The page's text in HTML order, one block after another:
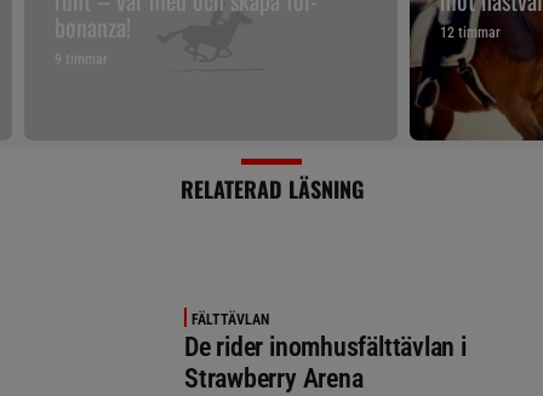
bonanza!
9 timmar
12 timmar
RELATERAD LÄSNING
FÄLTTÄVLAN
De rider inomhusfälttävlan i
Strawberry Arena